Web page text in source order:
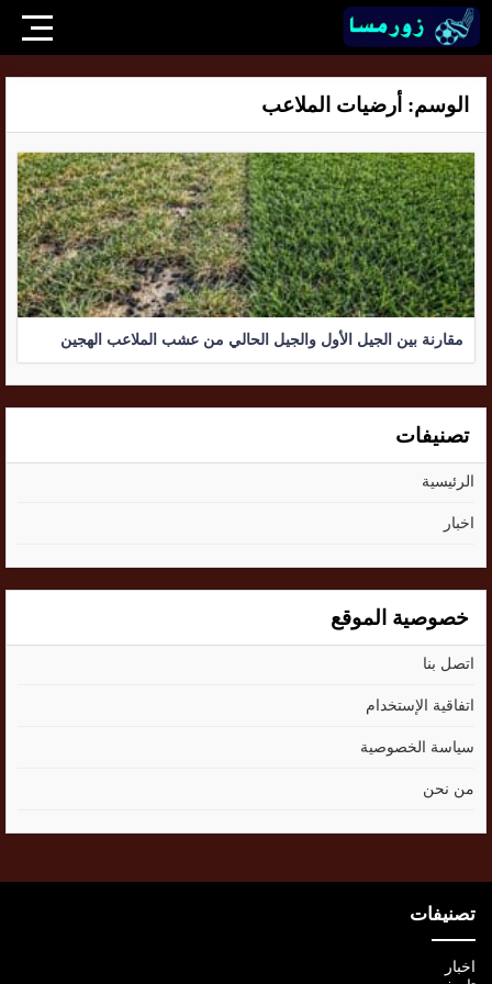
الوسم: أرضيات الملاعب
مقارنة بين الجيل الأول والجيل الحالي من عشب الملاعب الهجين
تصنيفات
الرئيسية
اخبار
خصوصية الموقع
اتصل بنا
اتفاقية الإستخدام
سياسة الخصوصية
من نحن
تصنيفات
اخبار